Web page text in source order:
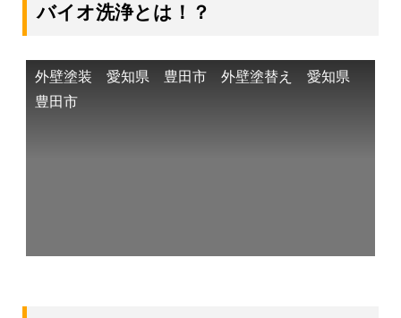
バイオ洗浄とは！？
外壁塗装 愛知県 豊田市 外壁塗替え 愛知県
豊田市